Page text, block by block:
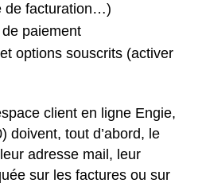
de facturation…)
paiement
options souscrits (activer
client en ligne Engie,
doivent, tout d’abord, le
adresse mail, leur
sur les factures ou sur